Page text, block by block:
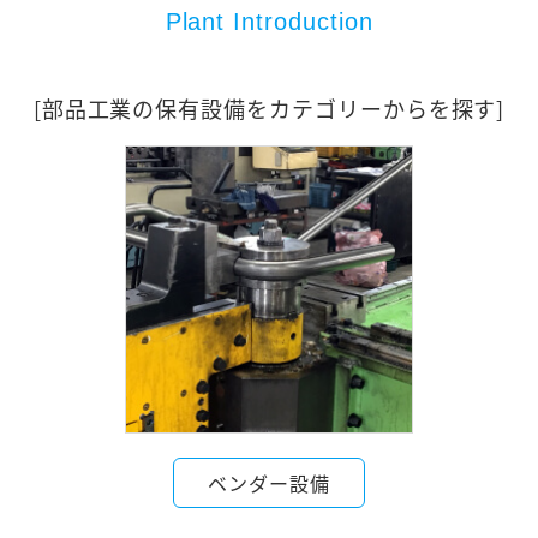
Plant Introduction
[部品工業の保有設備をカテゴリーからを探す]
ベンダー設備